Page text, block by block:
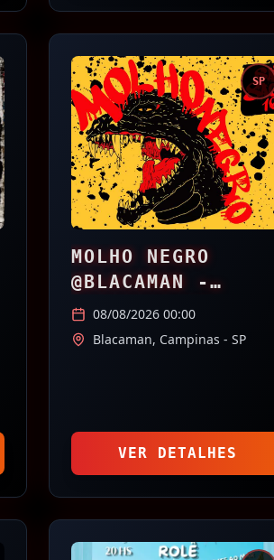
SP
MOLHO NEGRO
@BLACAMAN -
CAMPINAS/SP
08/08/2026 00:00
Blacaman, Campinas - SP
VER DETALHES